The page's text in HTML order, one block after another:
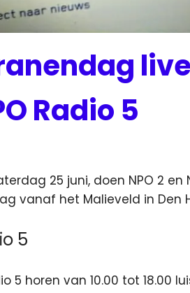
Radio 5
25 juni, doen NPO 2
vanaf het Malieveld in Den
5
5 horen van 10.00 tot